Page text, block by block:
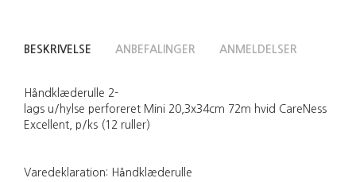
BESKRIVELSE ANBEFALINGER ANMELDELSER
Håndklæderulle 2-
lags u/hylse perforeret Mini 20,3x34cm 72m hvid CareNess
Excellent, p/ks (12 ruller)
Varedeklaration: Håndklæderulle